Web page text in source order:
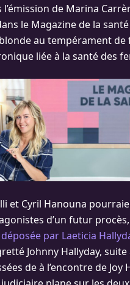
de Marina
le Magazine de la
au tempérament de
liée à la santé des
et Cyril Hanouna
d’un futur
par Laeticia
Johnny Hallyday, suite
de à l’encontre de Joy